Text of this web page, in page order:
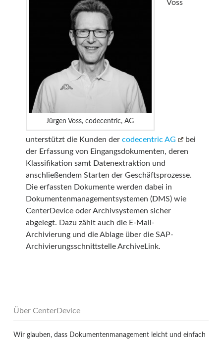
Jürgen Voss, codecentric, AG
Voss
unterstützt die Kunden der codecentric AG
bei
der Erfassung von Eingangsdokumenten, deren
Klassifikation samt Datenextraktion und
anschließendem Starten der Geschäftsprozesse.
Die erfassten Dokumente werden dabei in
Dokumentenmanagementsystemen (DMS) wie
CenterDevice oder Archivsystemen sicher
abgelegt. Dazu zählt auch die E-Mail-
Archivierung und die Ablage über die SAP-
Archivierungsschnittstelle ArchiveLink.
Über CenterDevice
Wir glauben, dass Dokumentenmanagement leicht und einfach